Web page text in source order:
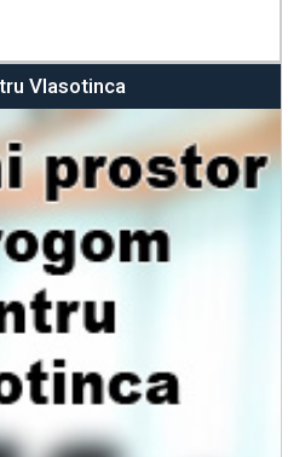
Vlasotinca